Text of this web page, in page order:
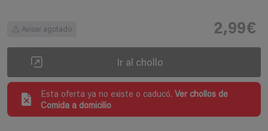
Avisar agotado 2,99€
Ir al chollo
Esta oferta ya no existe o caducó. Ver chollos de
Comida a domicilio